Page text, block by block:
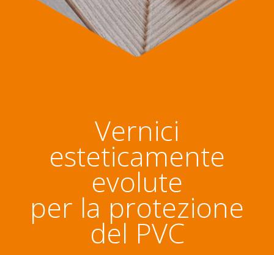
Vernici
esteticamente
evolute
per la protezione
del PVC